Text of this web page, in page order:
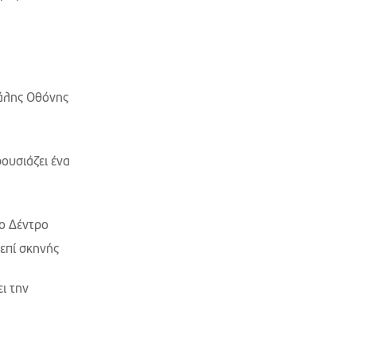
Οθόνης
ένα
Δέντρο
σκηνής
την